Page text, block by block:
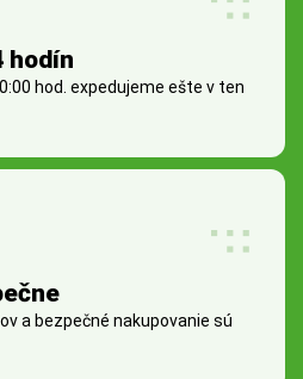
hodín
hod. expedujeme ešte v ten
a bezpečné nakupovanie sú